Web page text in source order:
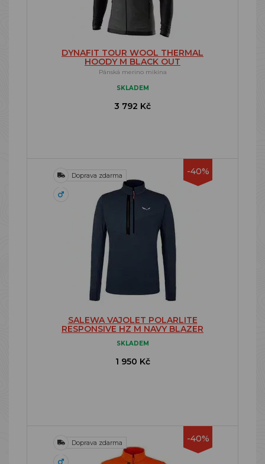
DYNAFIT TOUR WOOL THERMAL
HOODY M BLACK OUT
Pánská merino mikina
SKLADEM
3 792 Kč
-40%
Doprava zdarma
SALEWA VAJOLET POLARLITE
RESPONSIVE HZ M NAVY BLAZER
SKLADEM
1 950 Kč
-40%
Doprava zdarma